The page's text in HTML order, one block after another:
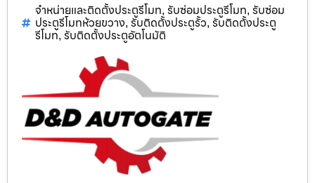
จำหน่ายและติดตั้งประตูรีโมท, รับซ่อมประตูรีโมท, รับซ่อม
ประตูรีโมทห้วยขวาง, รับติดตั้งประตูรั้ว, รับติดตั้งประตู
รีโมท, รับติดตั้งประตูอัตโนมัติ